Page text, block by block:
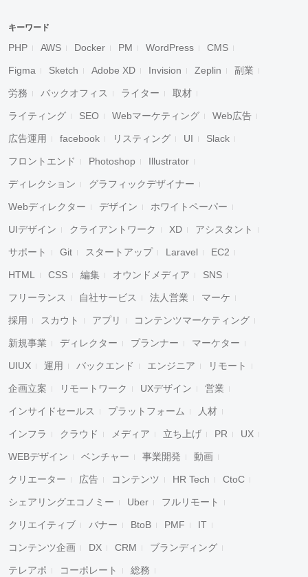
キーワード
PHP AWS Docker PM WordPress CMS
Figma Sketch Adobe XD Invision Zeplin 副業
労務 バックオフィス ライター 取材
ライティング SEO Webマーケティング Web広告
広告運用 facebook リスティング UI Slack
フロントエンド Photoshop Illustrator
ディレクション グラフィックデザイナー
Webディレクター デザイン ホワイトペーパー
UIデザイン クライアントワーク XD アシスタント
サポート Git スタートアップ Laravel EC2
HTML CSS 編集 オウンドメディア SNS
フリーランス 自社サービス 法人営業 マーケ
採用 スカウト アプリ コンテンツマーケティング
新規事業 ディレクター プランナー マーケター
UIUX 運用 バックエンド エンジニア リモート
企画立案 リモートワーク UXデザイン 営業
インサイドセールス プラットフォーム 人材
インフラ クラウド メディア 立ち上げ PR UX
WEBデザイン ベンチャー 事業開発 動画
クリエーター 広告 コンテンツ HR Tech CtoC
シェアリングエコノミー Uber フルリモート
クリエイティブ バナー BtoB PMF IT
コンテンツ企画 DX CRM ブランディング
テレアポ コーポレート 総務